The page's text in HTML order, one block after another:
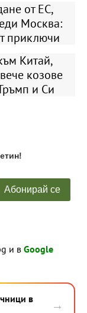
от ЕС,
Москва:
приключи
Китай,
козове
и Си
и в Google
в
→